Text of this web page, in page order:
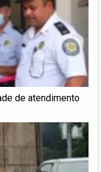
de atendimento